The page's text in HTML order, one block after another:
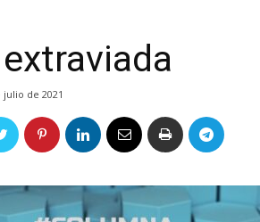
julio de 2021